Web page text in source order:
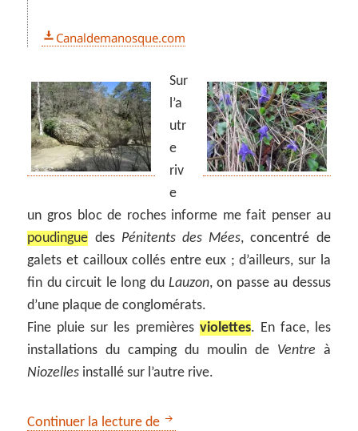
Canaldemanosque.com
Sur
l’a
utr
e
riv
e
un gros bloc de roches informe me fait penser au
poudingue des Pénitents des Mées, concentré de
galets et cailloux collés entre eux ; d’ailleurs, sur la
fin du circuit le long du Lauzon, on passe au dessus
d’une plaque de conglomérats.
Fine pluie sur les premières violettes. En face, les
installations du camping du moulin de Ventre à
Niozelles installé sur l’autre rive.
Continuer la lecture de Du Lauzon aux champs de tulipes